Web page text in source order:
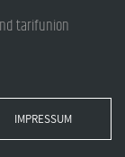
tarifunion
IMPRESSUM